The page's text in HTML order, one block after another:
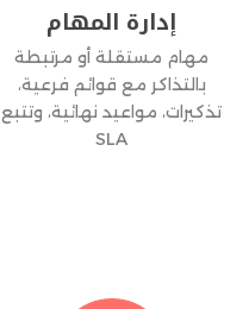
إدارة المهام
مهام مستقلة أو مرتبطة
بالتذاكر مع قوائم فرعية،
تذكيرات، مواعيد نهائية، وتتبع
SLA